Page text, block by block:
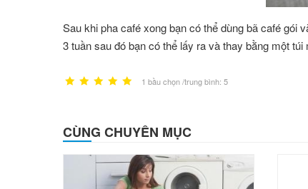
Sau khi pha café xong bạn có thể dùng bã café gói
3 tuần sau đó bạn có thể lấy ra và thay bằng một túi
1 bầu chọn /trung bình: 5
CÙNG CHUYÊN MỤC